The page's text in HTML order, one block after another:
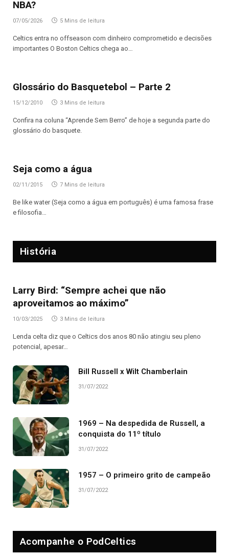
NBA?
07/05/2026 5 Mins de leitura
Celtics entra no offseason com dinheiro comprometido e decisões
importantes O Boston Celtics chega ao…
Glossário do Basquetebol – Parte 2
15/12/2010 3 Mins de leitura
Confira na coluna “Aprende Sem Berro” de hoje a segunda parte do
glossário do basquete.
Seja como a água
02/11/2015 7 Mins de leitura
Be like water (Seja como a água em português) é uma famosa frase
e filosofia…
História
Larry Bird: “Sempre achei que não
aproveitamos ao máximo”
10/03/2025 3 Mins de leitura
Lenda celta diz que o Celtics dos anos 80 não atingiu seu pleno
potencial, apesar…
Bill Russell x Wilt Chamberlain
31/07/2022
1969 – Na despedida de Russell, a
conquista do 11º título
31/07/2022
1957 – O primeiro grito de campeão
31/07/2022
Acompanhe o PodCeltics